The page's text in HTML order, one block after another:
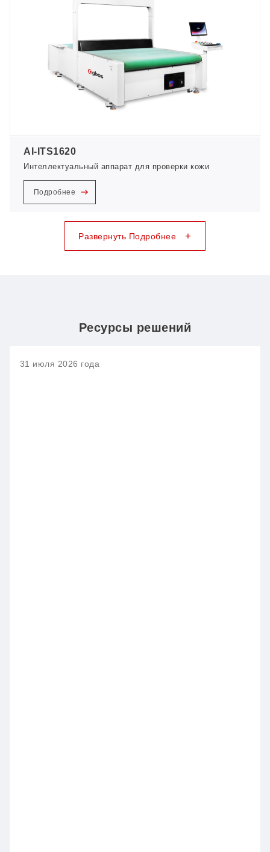
AI-ITS1620
Интеллектуальный аппарат для проверки кожи
Подробнее
Развернуть Подробнее +
Ресурсы решений
31 июля 2026 года